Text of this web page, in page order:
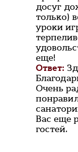
досуг
только)
уроки
еще!
Ответ:
Очень
Вас еще
гостей.